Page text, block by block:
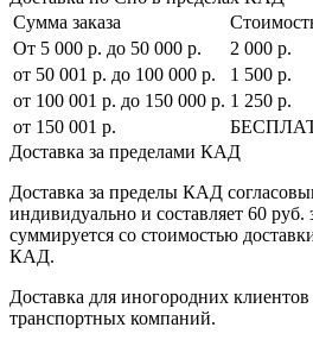
Сумма заказа
От 5 000 р. до 50 000 р.
2 000 р.
от 50 001 р. до 100 000 р.
1 500 р.
от 100 001 р. до 150 000 р. 1 250 р.
от 150 001 р.
Доставка за пределами КАД
Доставка за пределы КАД
индивидуально и составляет 60 руб.
суммируется со стоимостью
КАД.
Доставка для иногородних
транспортных компаний.